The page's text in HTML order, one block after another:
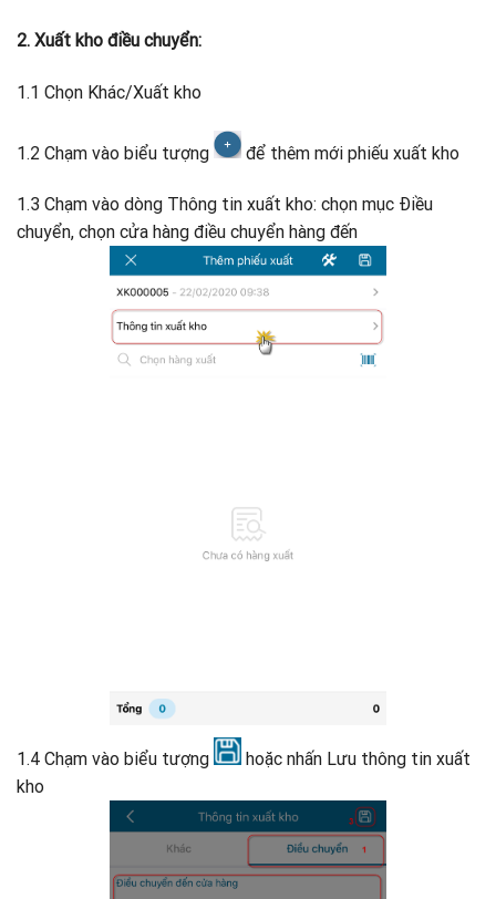
2. Xuất kho điều chuyển:
1.1 Chọn Khác/Xuất kho
1.2 Chạm vào biểu tượng để thêm mới phiếu xuất kho
1.3 Chạm vào dòng Thông tin xuất kho: chọn mục Điều
chuyển, chọn cửa hàng điều chuyển hàng đến
1.4 Chạm vào biểu tượng
hoặc nhấn Lưu thông tin xuất
kho